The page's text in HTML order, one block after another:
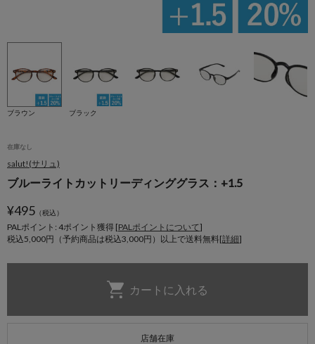
ブラウン ブラック
在庫なし
salut!(サリュ)
ブルーライトカットリーディンググラス：+1.5
¥495 （税込）
PALポイント: 4ポイント獲得 [PALポイントについて]
税込5,000円（予約商品は税込3,000円）以上で送料無料[詳細]
店舗在庫